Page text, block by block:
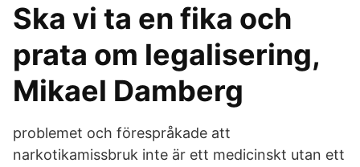
Ska vi ta en fika och
prata om legalisering,
Mikael Damberg
problemet och förespråkade att
narkotikamissbruk inte är ett medicinskt utan ett